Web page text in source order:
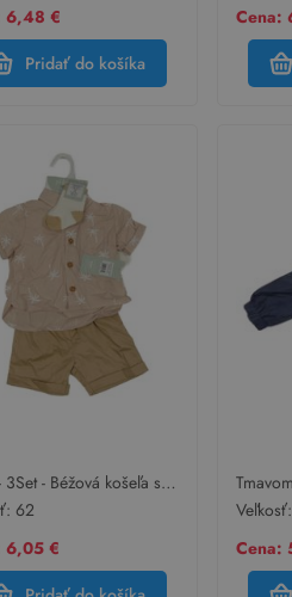
6,48 €
Pridať do košíka
Cena:
- Béžová košeľa s
+ kraťasy + ponožky
62
6,05 €
bunda s
Veľkosť:
Cena: